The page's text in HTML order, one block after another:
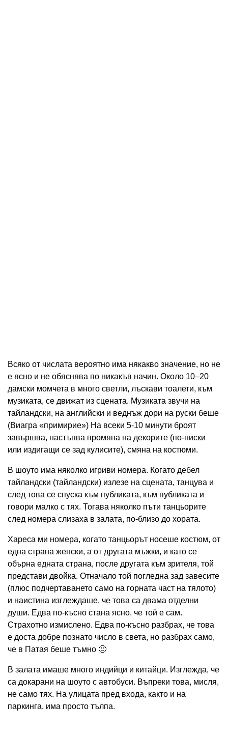
Всяко от числата вероятно има някакво значение, но не
е ясно и не обяснява по никакъв начин. Около 10–20
дамски момчета в много светли, лъскави тоалети, към
музиката, се движат из сцената. Музиката звучи на
тайландски, на английски и веднъж дори на руски беше
(Виагра «примирие») На всеки 5-10 минути броят
завършва, настъпва промяна на декорите (по-ниски
или издигащи се зад кулисите), смяна на костюми.
В шоуто има няколко игриви номера. Когато дебел
тайландски (тайландски) излезе на сцената, танцува и
след това се спуска към публиката, към публиката и
говори малко с тях. Тогава няколко пъти танцьорите
след номера слизаха в залата, по-близо до хората.
Хареса ми номера, когато танцьорът носеше костюм, от
една страна женски, а от другата мъжки, и като се
обърна едната страна, после другата към зрителя, той
представи двойка. Отначало той погледна зад завесите
(плюс подчертаването само на горната част на тялото)
и наистина изглеждаше, че това са двама отделни
души. Едва по-късно стана ясно, че той е сам.
Страхотно измислено. Едва по-късно разбрах, че това
е доста добре познато число в света, но разбрах само,
че в Патая беше тъмно 🙂
В залата имаше много индийци и китайци. Изглежда, че
са докарани на шоуто с автобуси. Въпреки това, мисля,
не само тях. На улицата пред входа, както и на
паркинга, има просто тълпа.